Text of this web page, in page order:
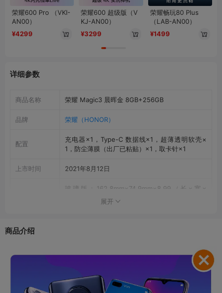
荣耀600 Pro （VKI-
AN00）
¥4299
荣耀600 超级版（V
KJ-AN00）
¥3299
荣耀畅玩80 Plus
（LAB-AN00）
¥1499
详细参数
商品名称 荣耀 Magic3 晨晖金 8GB+256GB
品牌 荣耀（HONOR）
配置
充电器×1，Type-C 数据线×1，超薄透明软壳×
1，防尘薄膜（出厂已粘贴）×1，取卡针×1
上市时间 2021年8月12日
玻璃版：162.8mm×74.9mm×8.99（长×宽×
厚）； 素皮版：162.8mm×74.9mm×9.5mm（长
机身重量
显示屏幕
展开
商品介绍